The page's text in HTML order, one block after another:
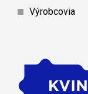
Výrobcovia